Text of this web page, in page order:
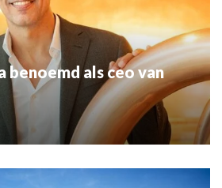
benoemd als ceo van